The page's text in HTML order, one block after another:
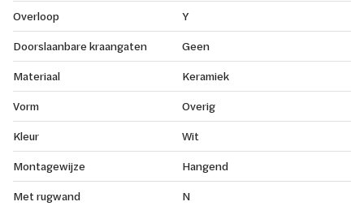
Overloop
Y
Doorslaanbare kraangaten
Geen
Materiaal
Keramiek
Vorm
Overig
Kleur
Wit
Montagewijze
Hangend
Met rugwand
N